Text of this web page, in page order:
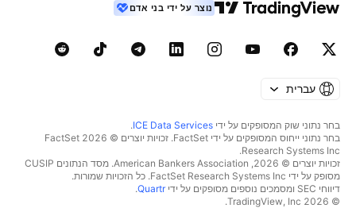
נוצר על ידי בני אדם
עברית
בחר נתוני שוק המסופקים על ידי ICE Data Services
.
בחר נתוני ייחוס המסופקים על ידי FactSet. זכויות יוצרים © 2026 ‏FactSet
Research Systems Inc.‏
זכויות יוצרים © 2026, ‏American Bankers Association. מסד הנתונים CUSIP
מסופק על ידי FactSet Research Systems Inc. כל הזכויות שמורות.
דיווחי SEC ומסמכים נוספים מסופקים על ידי
Quartr
.
© 2026 ‏TradingView, Inc.‏